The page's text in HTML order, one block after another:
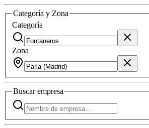
Categoría y Zona
Categoría
Zona
Buscarempresa